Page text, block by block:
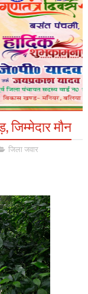
जिम्मेदार मौन
जिला जवार